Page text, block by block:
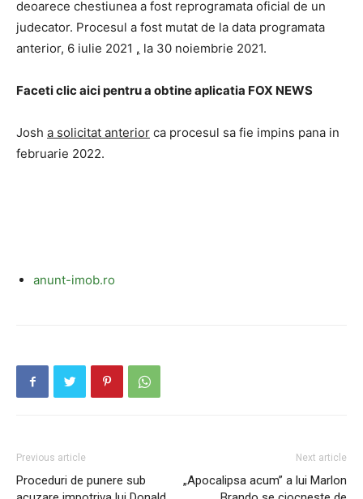
deoarece chestiunea a fost reprogramata oficial de un
judecator. Procesul a fost mutat de la data programata
anterior, 6 iulie 2021 , la 30 noiembrie 2021.
Faceti clic aici pentru a obtine aplicatia FOX NEWS
Josh a solicitat anterior ca procesul sa fie impins pana in
februarie 2022.
anunt-imob.ro
Previous article
Proceduri de punere sub
Next article
„Apocalipsa acum” a lui Marlon